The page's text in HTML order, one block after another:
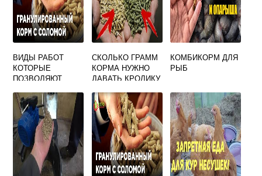
ВИДЫ РАБОТ
КОТОРЫЕ
ПОЗВОЛЯЮТ
БОТАНИЧЕСКИЙ
СОСТАВ
КОРМОВЫХ
УГОДИЙ
СКОЛЬКО ГРАММ
КОРМА НУЖНО
ДАВАТЬ КРОЛИКУ
КОМБИКОРМ ДЛЯ
РЫБ